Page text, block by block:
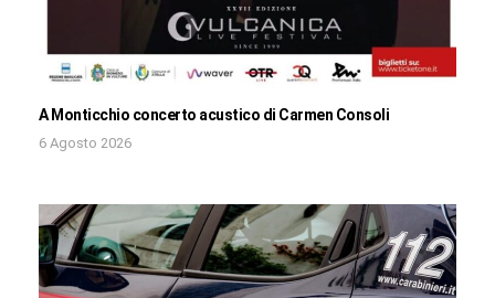
A Monticchio concerto acustico di Carmen Consoli
6 Agosto 2026